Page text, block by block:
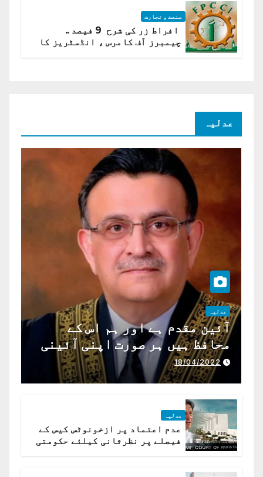
صنعت و تجارت
افراط زر کی شرح 9 فیصد ..
چیمبرز آف کامرس ، انڈسٹریز کا
عدلیہ
عدلیہ
آئین مقدم ہے اور ہم اس کے
محافظ ہیں ہر صورت اپنی آئینی
ذمہ داری ادا کرینگے ، چیف
جسٹس پاکستان
18/04/2022
عدلیہ
عدم اعتماد پر ازخونوٹس کیس کے
فیصلے پر نظرثانی کیلئے حکومتی